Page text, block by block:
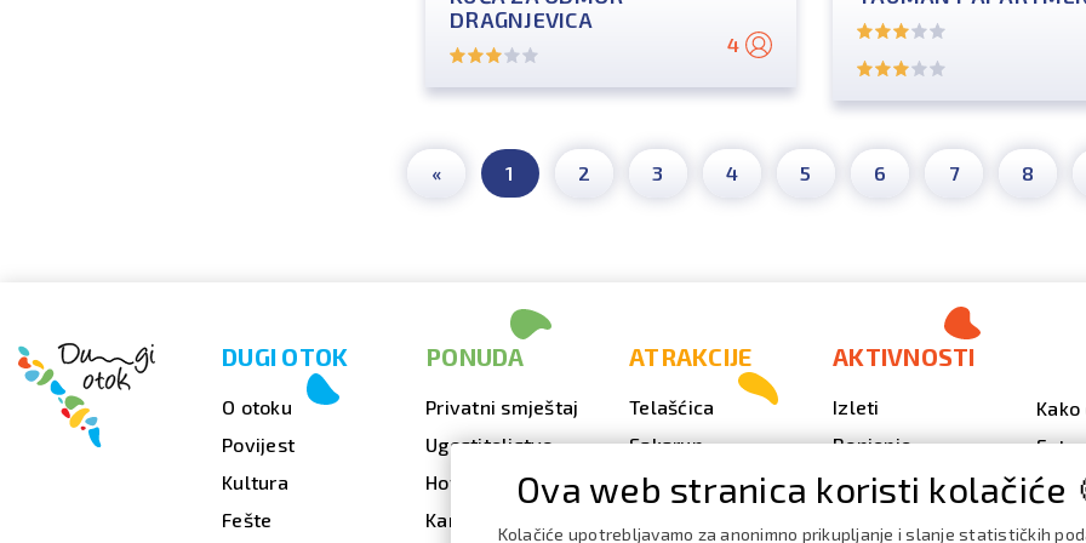
DRAGNJEVICA
4
« 1 2 3 4 5 6 7 8
DUGI OTOK
O otoku
Povijest
Kultura
Fešte
PONUDA
Privatni smještaj
Ugostiteljstvo
Hoteli
Kampovi
ATRAKCIJE
Telašćica
Sakarun
Svjetionik Veli Rat
AKTIVNOSTI
Izleti
Ronjenje
Outdoor
Kako
Ova web stranica koristi kolačiće
Kolačiće upotrebljavamo za anonimno prikupljanje i slanje statističkih